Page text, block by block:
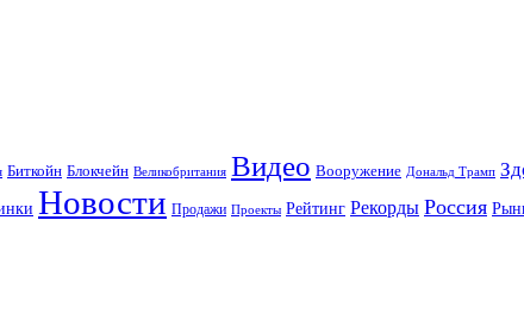
Биткойн Блокчейн Великобритания Видео Вооружение Дональд Трамп
Новости Продажи Проекты Рейтинг Рекорды Россия